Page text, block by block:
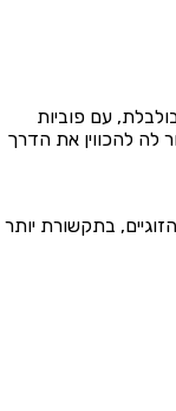
עם פוביות
לה להכווין את הדרך
בתקשורת יותר